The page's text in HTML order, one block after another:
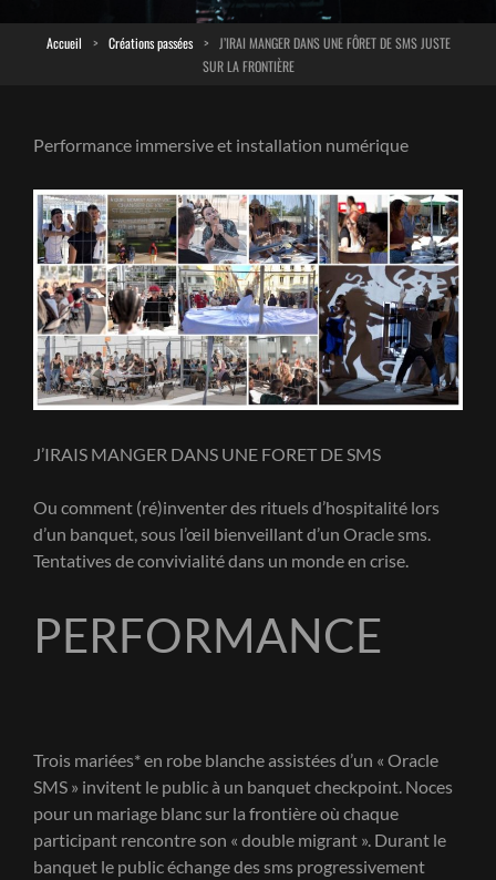
Accueil > Créations passées >
J’IRAI MANGER DANS UNE FÔRET DE SMS JUSTE
SUR LA FRONTIÈRE
Performance immersive et installation numérique
J’IRAIS MANGER DANS UNE FORET DE SMS
Ou comment (ré)inventer des rituels d’hospitalité lors
d’un banquet, sous l’œil bienveillant d’un Oracle sms.
Tentatives de convivialité dans un monde en crise.
PERFORMANCE
Trois mariées* en robe blanche assistées d’un « Oracle
SMS » invitent le public à un banquet checkpoint. Noces
pour un mariage blanc sur la frontière où chaque
participant rencontre son « double migrant ». Durant le
banquet le public échange des sms progressivement